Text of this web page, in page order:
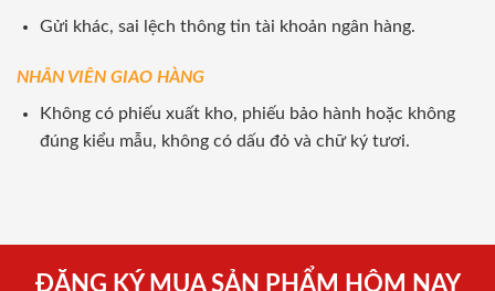
Gửi khác, sai lệch thông tin tài khoản ngân hàng.
NHÂN VIÊN GIAO HÀNG
Không có phiếu xuất kho, phiếu bảo hành hoặc không
đúng kiểu mẫu, không có dấu đỏ và chữ ký tươi.
ĐĂNG KÝ MUA SẢN PHẨM HÔM NAY